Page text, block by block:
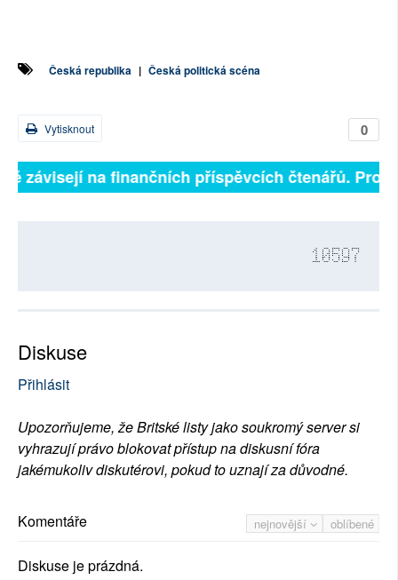
Česká republika | Česká politická scéna
0
Vytisknout
závisejí na finančních příspěvcích čtenářů.
10597
Diskuse
Přihlásit
Upozorňujeme, že Britské listy jako soukromý server si
vyhrazují právo blokovat přístup na diskusní fóra
jakémukoliv diskutérovi, pokud to uznají za důvodné.
nejnovější oblíbené
Komentáře
Diskuse je prázdná.